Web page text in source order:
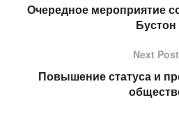
Очередное мероприятие
Бустон
Next Post
Повышение статуса и